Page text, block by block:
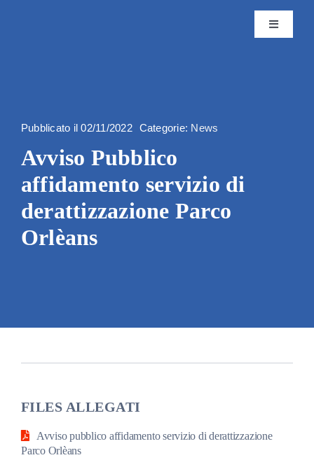
Toggle
Pubblicato il 02/11/2022 Categorie: News
Avviso Pubblico
affidamento servizio di
derattizzazione Parco
Orlèans
FILES ALLEGATI
Avviso pubblico affidamento servizio di derattizzazione
Parco Orlèans